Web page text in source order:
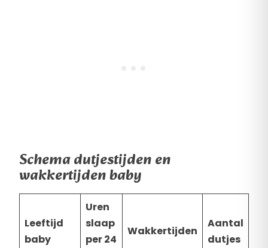
Schema dutjestijden en
wakkertijden baby
Leeftijd
baby
Uren
slaap
per 24
Wakkertijden
Aantal
dutjes